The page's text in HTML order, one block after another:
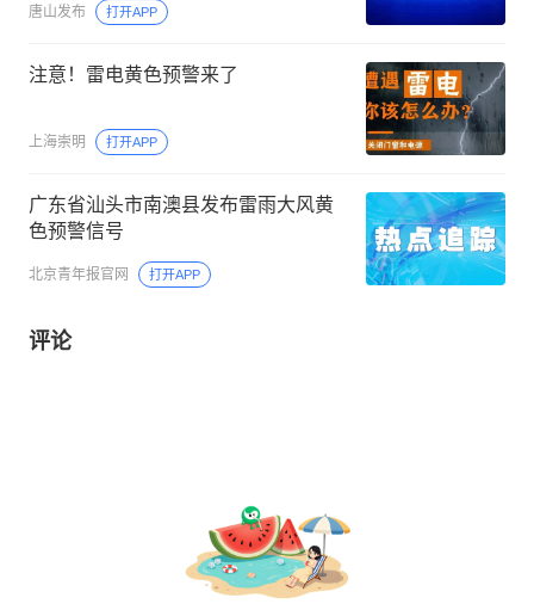
唐山发布 打开APP
注意！雷电黄色预警来了
上海崇明 打开APP
广东省汕头市南澳县发布雷雨大风黄
色预警信号
北京青年报官网 打开APP
评论